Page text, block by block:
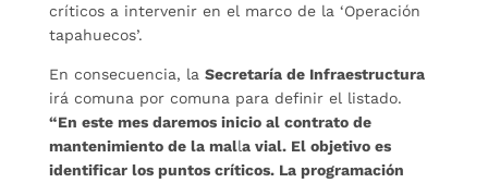
críticos a intervenir en el marco de la ‘Operación
tapahuecos’.
En consecuencia, la Secretaría de Infraestructura
irá comuna por comuna para definir el listado.
“En este mes daremos inicio al contrato de
mantenimiento de la malla vial. El objetivo es
identificar los puntos críticos. La programación